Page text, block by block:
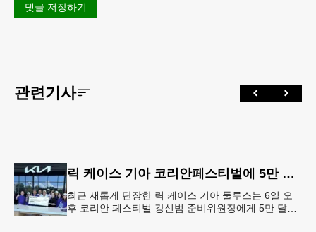
댓글 저장하기
관련기사
릭 케이스 기아 코리안페스티벌에 5만 달러 후원
최근 새롭게 단장한 릭 케이스 기아 둘루스는 6일 오
후 코리안 페스티벌 강신범 준비위원장에게 5만 달러